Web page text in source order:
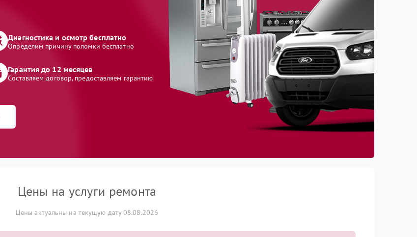
Диагностика и осмотр бесплатно
Определим причину поломки бесплатно
Гарантия до 12 месяцев
Составляем договор, предоставляем гарантию
Цены на услуги ремонта
Цены актуальны на текущую дату 08.08.2026